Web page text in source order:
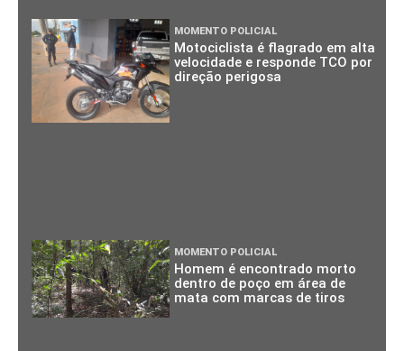
MOMENTO POLICIAL
Motociclista é flagrado em alta
velocidade e responde TCO por
direção perigosa
MOMENTO POLICIAL
Homem é encontrado morto
dentro de poço em área de
mata com marcas de tiros